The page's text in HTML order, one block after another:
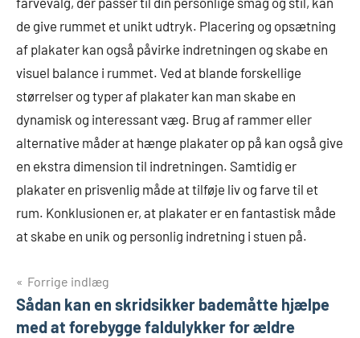
de give rummet et unikt udtryk. Placering og opsætning
af plakater kan også påvirke indretningen og skabe en
visuel balance i rummet. Ved at blande forskellige
størrelser og typer af plakater kan man skabe en
dynamisk og interessant væg. Brug af rammer eller
alternative måder at hænge plakater op på kan også give
en ekstra dimension til indretningen. Samtidig er
plakater en prisvenlig måde at tilføje liv og farve til et
rum. Konklusionen er, at plakater er en fantastisk måde
at skabe en unik og personlig indretning i stuen på.
Indlægsnavigation
Forrige indlæg
Sådan kan en skridsikker bademåtte hjælpe
med at forebygge faldulykker for ældre